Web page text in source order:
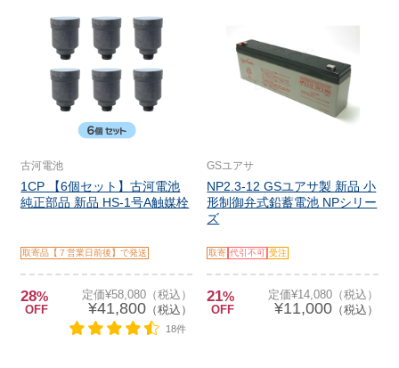
古河電池
1CP 【6個セット】古河電池
純正部品 新品 HS-1号A触媒栓
取寄品【７営業日前後】で発送
28%
OFF
定価¥58,080（税込）
¥41,800（税込）
18件
GSユアサ
NP2.3-12 GSユアサ製 新品 小
形制御弁式鉛蓄電池 NPシリー
ズ
取寄 代引不可 受注
21%
OFF
定価¥14,080（税込）
¥11,000（税込）